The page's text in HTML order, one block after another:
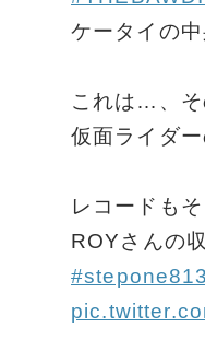
ケータイの
これは…、そ
仮面ライダ
レコードもそ
ROYさんの
#stepone813